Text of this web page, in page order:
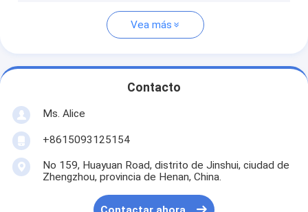
Vea más
Contacto
Ms. Alice
+8615093125154
No 159, Huayuan Road, distrito de Jinshui, ciudad de
Zhengzhou, provincia de Henan, China.